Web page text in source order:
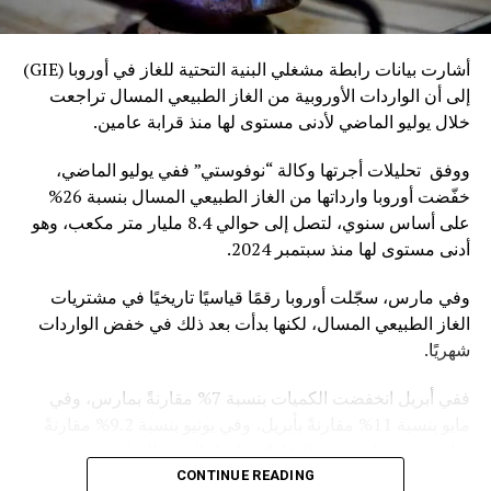
أشارت بيانات رابطة مشغلي البنية التحتية للغاز في أوروبا (GIE)
إلى أن الواردات الأوروبية من الغاز الطبيعي المسال تراجعت
خلال يوليو الماضي لأدنى مستوى لها منذ قرابة عامين.
ووفق تحليلات أجرتها وكالة “نوفوستي” ففي يوليو الماضي،
خفّضت أوروبا وارداتها من الغاز الطبيعي المسال بنسبة 26%
على أساس سنوي، لتصل إلى حوالي 8.4 مليار متر مكعب، وهو
أدنى مستوى لها منذ سبتمبر 2024.
وفي مارس، سجّلت أوروبا رقمًا قياسيًا تاريخيًا في مشتريات
الغاز الطبيعي المسال، لكنها بدأت بعد ذلك في خفض الواردات
شهريًا.
ففي أبريل انخفضت الكميات بنسبة 7% مقارنةً بمارس، وفي
بمايو، وفي يوليوبنسبة 16.9% مقارنةً بالشهر السابق.
CONTINUE READING